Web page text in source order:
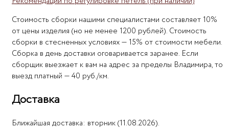
Стоимость сборки нашими специалистами составляет 10%
от цены изделия (но не менее 1200 рублей). Стоимость
сборки в стесненных условиях — 15% от стоимости мебели.
Сборка в день доставки оговаривается заранее. Если
сборщик выезжает к вам на адрес за пределы Владимира, то
выезд платный — 40 руб./км.
Доставка
Ближайшая доставка: вторник (11.08.2026).